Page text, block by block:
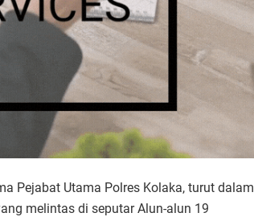
Pejabat Utama Polres Kolaka, turut dalam
melintas di seputar Alun-alun 19